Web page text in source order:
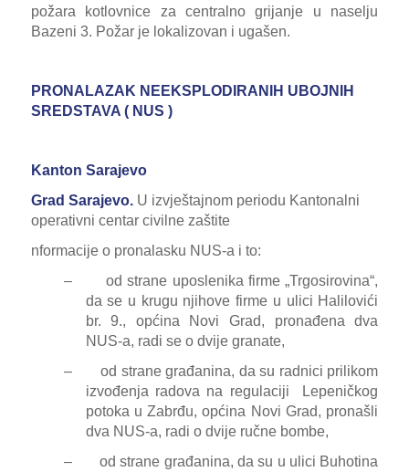
požara kotlovnice za centralno grijanje u naselju
Bazeni 3. Požar je lokalizovan i ugašen.
PRONALAZAK NEEKSPLODIRANIH UBOJNIH
SREDSTAVA ( NUS )
Kanton Sarajevo
Grad Sarajevo. U izvještajnom periodu Kantonalni
operativni centar civilne zaštite
tri informacije o pronalasku NUS-a i to:
–
od strane uposlenika firme „Trgosirovina“,
da se u krugu njihove firme u ulici Halilovići
br. 9., općina Novi Grad, pronađena dva
NUS-a, radi se o dvije granate,
–
od strane građanina, da su radnici prilikom
izvođenja radova na regulaciji Lepeničkog
potoka u Zabrđu, općina Novi Grad, pronašli
dva NUS-a, radi o dvije ručne bombe,
–
od strane građanina, da su u ulici Buhotina